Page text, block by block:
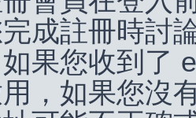
成註冊時討
果您收到了
，如果您沒